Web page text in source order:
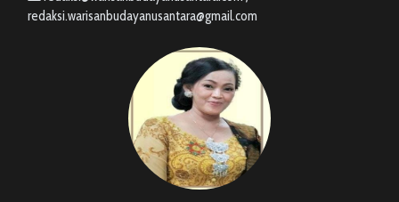
redaksi.warisanbudayanusantara@gmail.com